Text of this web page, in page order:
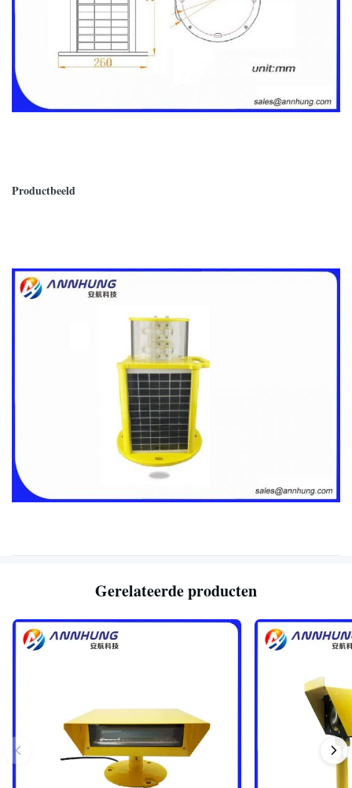
Productbeeld
Gerelateerde producten